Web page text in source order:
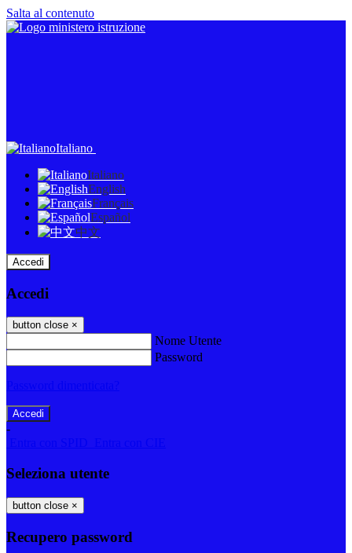
Salta al contenuto
Italiano
Italiano
English
Français
Español
中文
Accedi
Accedi
button close ×
Nome Utente
Password
-
Seleziona utente
button close ×
Recupero password